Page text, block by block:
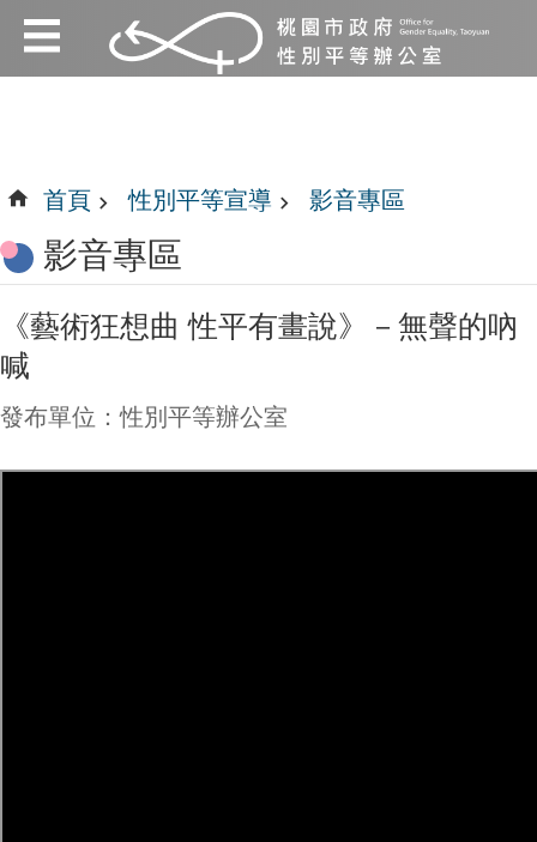
跳到主要內容區塊
:::
:::
首頁 性別平等宣導 影音專區
影音專區
《藝術狂想曲 性平有畫說》－無聲的吶
喊
發布單位：性別平等辦公室